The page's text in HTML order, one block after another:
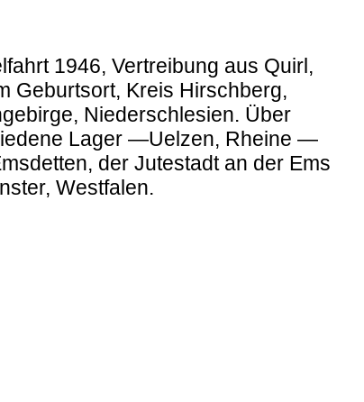
1946, Vertreibung aus Quirl,
Geburtsort, Kreis Hirschberg,
Niederschlesien. Über
Lager —Uelzen, Rheine —
der Jutestadt an der Ems
Westfalen.